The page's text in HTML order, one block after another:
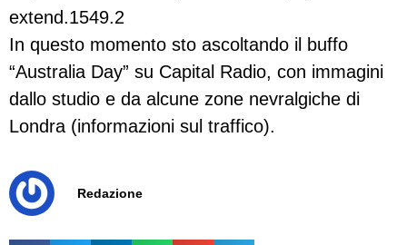
extend.1549.2
In questo momento sto ascoltando il buffo
“Australia Day” su Capital Radio, con immagini
dallo studio e da alcune zone nevralgiche di
Londra (informazioni sul traffico).
Redazione